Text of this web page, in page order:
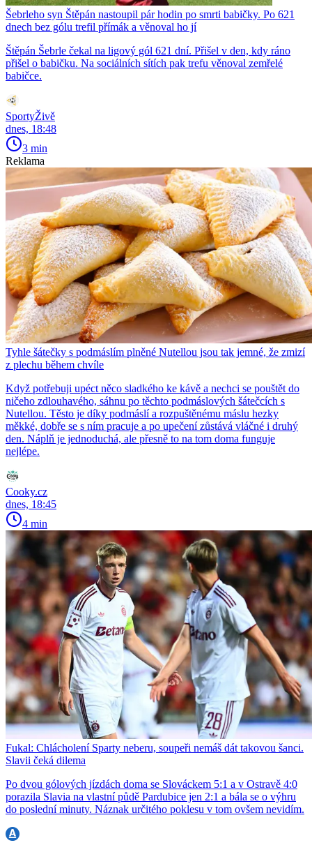
Šebrleho syn Štěpán nastoupil pár hodin po smrti babičky. Po 621
dnech bez gólu trefil přímák a věnoval ho jí
Štěpán Šebrle čekal na ligový gól 621 dní. Přišel v den, kdy ráno
přišel o babičku. Na sociálních sítích pak trefu věnoval zemřelé
babičce.
SportyŽivě
dnes, 18:48
3 min
Reklama
Tyhle šátečky s podmáslím plněné Nutellou jsou tak jemné, že zmizí
z plechu během chvíle
Když potřebuji upéct něco sladkého ke kávě a nechci se pouštět do
ničeho zdlouhavého, sáhnu po těchto podmáslových šátečcích s
Nutellou. Těsto je díky podmáslí a rozpuštěnému máslu hezky
měkké, dobře se s ním pracuje a po upečení zůstává vláčné i druhý
den. Náplň je jednoduchá, ale přesně to na tom doma funguje
nejlépe.
Cooky.cz
dnes, 18:45
4 min
Fukal: Chlácholení Sparty neberu, soupeři nemáš dát takovou šanci.
Slavii čeká dilema
Po dvou gólových jízdách doma se Slováckem 5:1 a v Ostravě 4:0
porazila Slavia na vlastní půdě Pardubice jen 2:1 a bála se o výhru
do poslední minuty. Náznak určitého poklesu v tom ovšem nevidím.